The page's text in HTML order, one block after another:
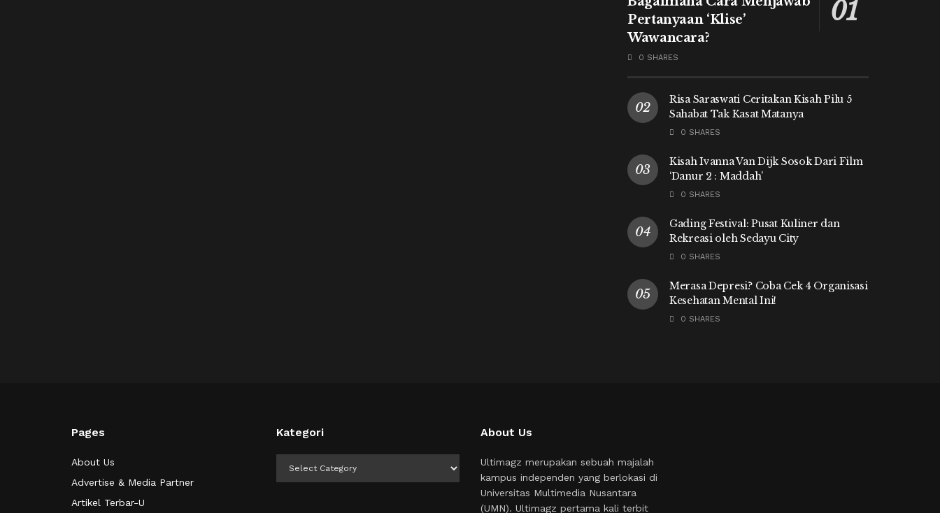
Pertanyaan ‘Klise’
Wawancara?
0 SHARES
Risa Saraswati Ceritakan Kisah Pilu 5
Sahabat Tak Kasat Matanya
0 SHARES
Kisah Ivanna Van Dijk Sosok Dari Film
‘Danur 2 : Maddah’
0 SHARES
Gading Festival: Pusat Kuliner dan
Rekreasi oleh Sedayu City
0 SHARES
Merasa Depresi? Coba Cek 4 Organisasi
Kesehatan Mental Ini!
0 SHARES
Pages
About Us
Advertise & Media Partner
Artikel Terbar-U
Kategori About Us
Ultimagz merupakan sebuah majalah
kampus independen yang berlokasi di
Universitas Multimedia Nusantara
(UMN). Ultimagz pertama kali terbit